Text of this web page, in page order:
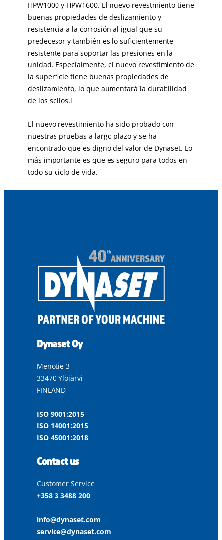
HPW1000 y HPW1600. El nuevo revestmiento tiene
buenas propiedades de deslizamiento y
resistencia a la corrosión al igual que su
predecesor y también es lo suficientemente
resistente para soportar las presiones en la
unidad. Especialmente, el nuevo revestimiento de
la superficie tiene buenas propiedades de
deslizamiento, lo que aumentará la durabilidad
de los sellos.i
El nuevo revestimiento ha sido probado con
nuestras pruebas a largo plazo y se ha
encontrado que es digno del valor de Dynaset. Lo
más importante es que es seguro para todos en
todo su ciclo de vida.
Dynaset Oy
Menotie 3
33470 Ylöjärvi
FINLAND
ISO 9001:2015
ISO 14001:2015
ISO 45001:2018
Contact us
Customer Service
+358 3 3488 200
info@dynaset.com
service@dynaset.com